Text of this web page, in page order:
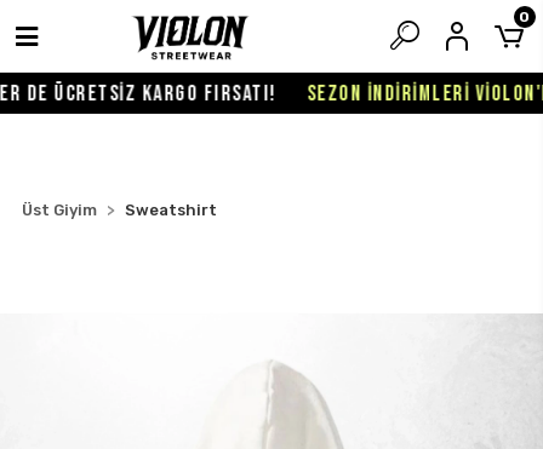
ÜCRETSİZ KARGO FIRSATI! SEZON İNDİRİMLERİ
0
Üst Giyim Sweatshirt